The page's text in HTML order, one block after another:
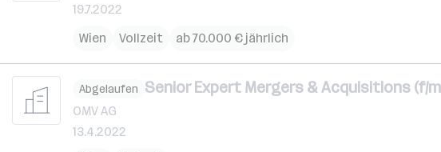
19.7.2022
Wien
Vollzeit ab 70.000 € jährlich
Abgelaufen Senior Expert Mergers & Acquisitions (f/
OMV AG
13.4.2022